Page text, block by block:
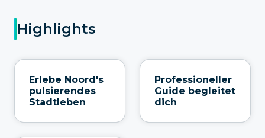
Highlights
Erlebe Noord's
pulsierendes
Stadtleben
Professioneller
Guide begleitet
dich